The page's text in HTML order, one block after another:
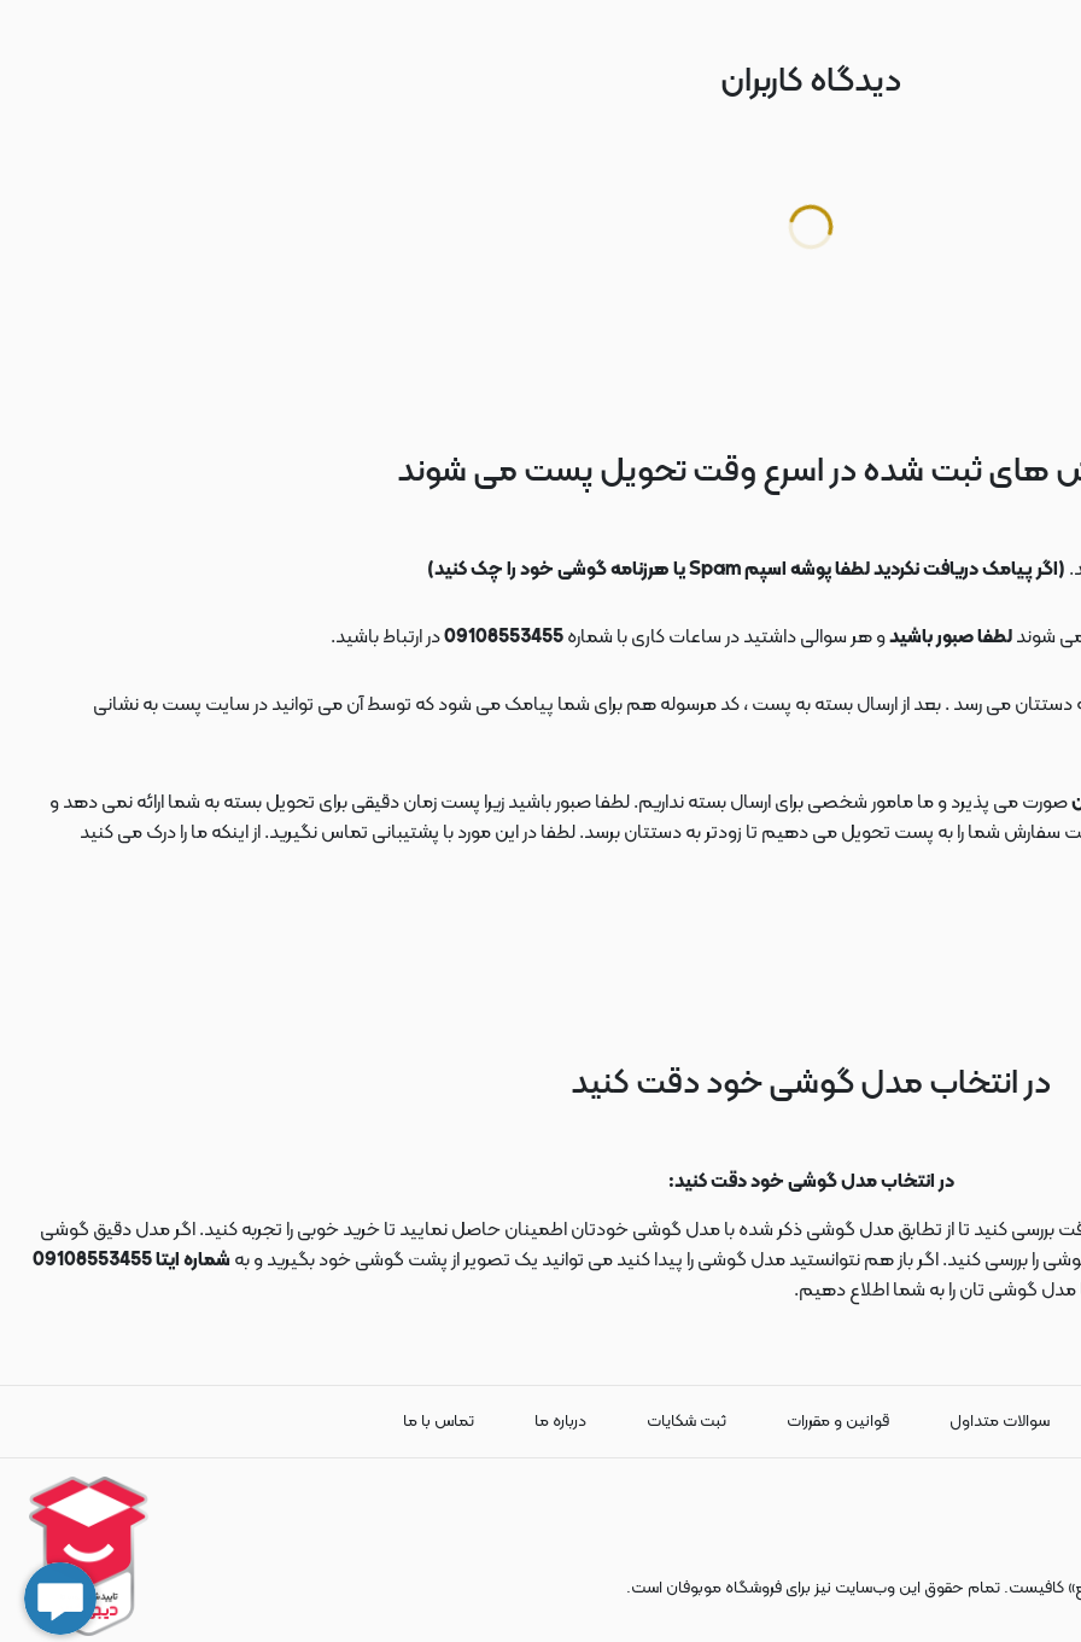
دیدگاه کاربران
های ثبت شده در اسرع وقت تحویل پست می شوند
(اگر پیامک دریافت نکردید لطفا پوشه اسپم Spam یا هرزنامه گوشی خود را چک کنید)
شوندلطفا صبور باشیدو هر سوالی داشتید در ساعات کاری با شماره در ارتباط باشید.
صورت می پذیرد و ما مامور شخصی برای ارسال بسته نداریم. لطفا صبور باشید زیرا پست زمان دقیقی برای تحویل بسته به شما ارائه نمی دهد و
شما را به پست تحویل می دهیم تا زودتر به دستتان برسد. لطفا در این مورد با پشتیبانی تماس نگیرید. از اینکه ما را درک می کنید
در انتخاب مدل گوشی خود دقت کنید
در انتخاب مدل گوشی خود دقت کنید:
بررسی کنید تا از تطابق مدل گوشی ذکر شده با مدل گوشی خودتان اطمینان حاصل نمایید تا خرید خوبی را تجربه کنید. اگر مدل دقیق گوشی
بررسی کنید. اگر باز هم نتوانستید مدل گوشی را پیدا کنید می توانید یک تصویر از پشت گوشی خود بگیرید و به شماره ایتا 09108553455
مدل گوشی تان را به شما اطلاع دهیم.
سوالات متداول قوانین و مقررات ثبت شکایات درباره ما تماس با ما
کافیست. تمام حقوق اين وب‌سايت نیز برای فروشگاه موبوفان است.